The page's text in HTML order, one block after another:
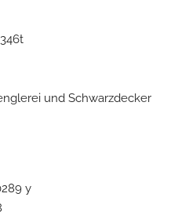
und Schwarzdecker
y